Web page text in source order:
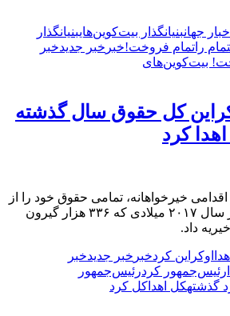
اخبار جهانبنیانگذار بیت‌کوین‌هایبنیانگذار
تمام را تمام فروخت!خبر خبر جدیدخبر
بیت‌کوین‌های
کل حقوق سال گذشته
کرد
خیرخواهانه، تمامی حقوق خود را از
محل ریاست‌جمهوری در سال ۲۰۱۷ میلادی که ۳۳۶ هزار گیرون
داد.
اوکراین کردخبر خبر جدیدخبر
رئیس‌جمهور کردرئیس‌جمهور
گذشتهکل اهدا کل کرد